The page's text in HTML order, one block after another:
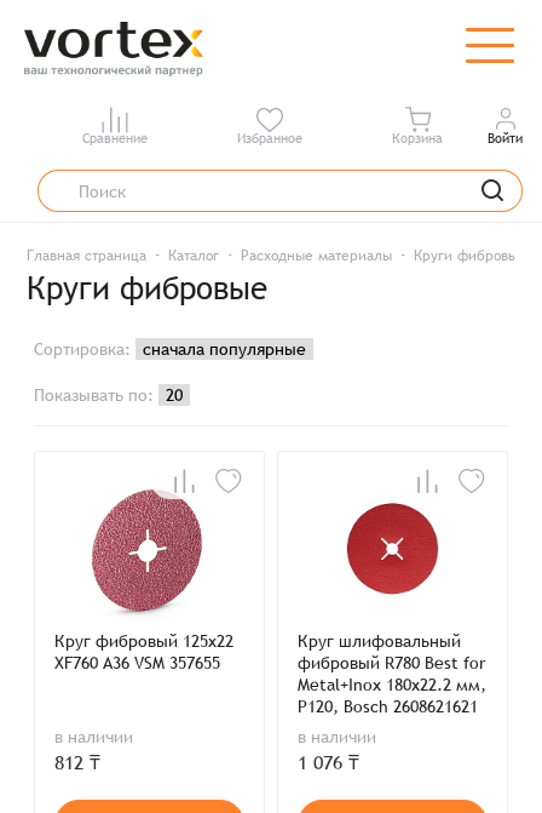
Сравнение Избранное Корзина Войти
Главная страница Каталог Расходные материалы Круги фибровые
Круги фибровые
Сортировка:
Показывать по:
Круг фибровый 125x22
XF760 A36 VSM 357655
в наличии
812 ₸
Круг шлифовальный
фибровый R780 Best for
Metal+Inox 180х22.2 мм,
P120, Bosch 2608621621
в наличии
1 076 ₸